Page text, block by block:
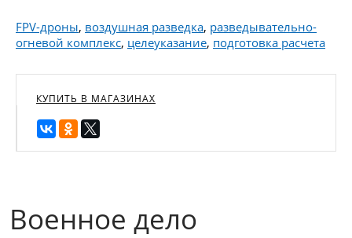
FPV-дроны, воздушная разведка, разведывательно-
огневой комплекс, целеуказание, подготовка расчета
КУПИТЬ В МАГАЗИНАХ
Военное дело